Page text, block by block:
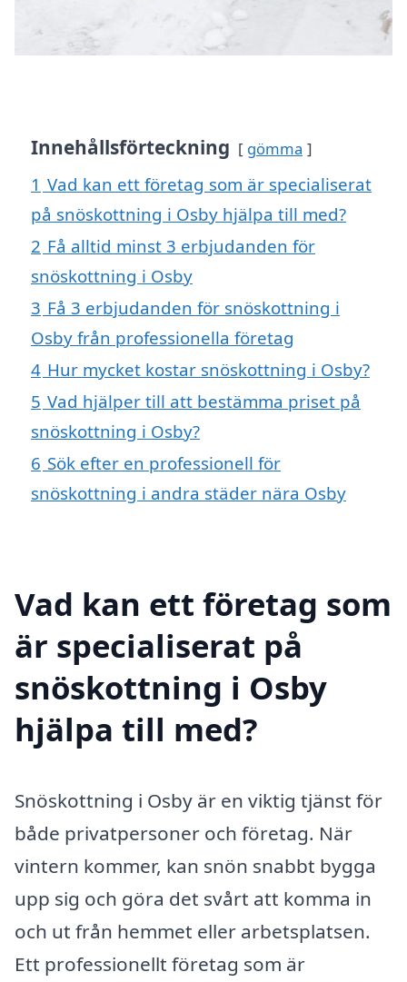
Innehållsförteckning gömma
1 Vad kan ett företag som är specialiserat
på snöskottning i Osby hjälpa till med?
2 Få alltid minst 3 erbjudanden för
snöskottning i Osby
3 Få 3 erbjudanden för snöskottning i
Osby från professionella företag
4 Hur mycket kostar snöskottning i Osby?
5 Vad hjälper till att bestämma priset på
snöskottning i Osby?
6 Sök efter en professionell för
snöskottning i andra städer nära Osby
Vad kan ett företag som
är specialiserat på
snöskottning i Osby
hjälpa till med?
Snöskottning i Osby är en viktig tjänst för
både privatpersoner och företag. När
vintern kommer, kan snön snabbt bygga
upp sig och göra det svårt att komma in
och ut från hemmet eller arbetsplatsen.
Ett professionellt företag som är